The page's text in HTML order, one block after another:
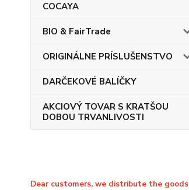
COCAYA
BIO & FairTrade
ORIGINÁLNE PRÍSLUŠENSTVO
DARČEKOVÉ BALÍČKY
AKCIOVÝ TOVAR S KRATŠOU
DOBOU TRVANLIVOSTI
Dear customers, we distribute the goods